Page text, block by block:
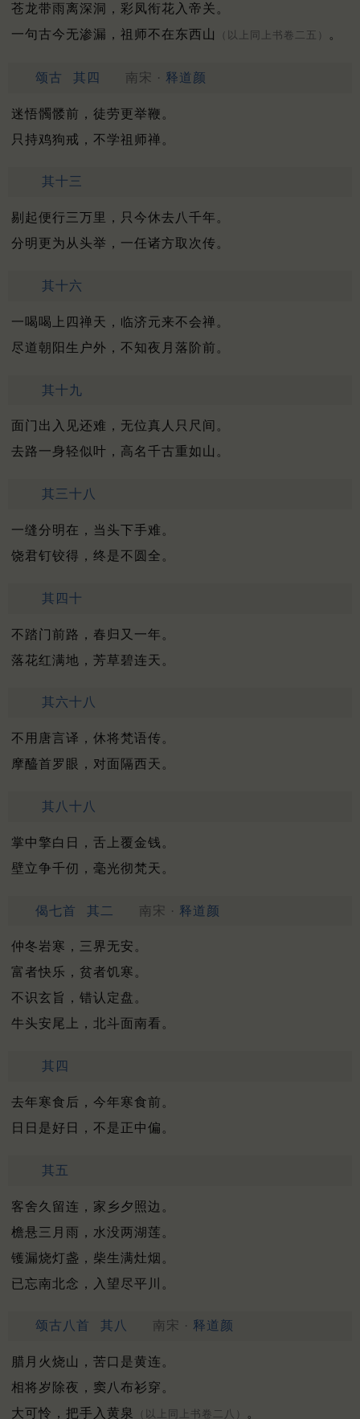
苍龙带雨离深洞，彩凤衔花入帝关。
一句古今无渗漏，祖师不在东西山
（以上同上书卷二五） 。
颂古 其四 南宋 · 释道颜
迷悟髑髅前，徒劳更举鞭。
只持鸡狗戒，不学祖师禅。
其十三
剔起便行三万里，只今休去八千年。
分明更为从头举，一任诸方取次传。
其十六
一喝喝上四禅天，临济元来不会禅。
尽道朝阳生户外，不知夜月落阶前。
其十九
面门出入见还难，无位真人只尺间。
去路一身轻似叶，高名千古重如山。
其三十八
一缝分明在，当头下手难。
饶君钉铰得，终是不圆全。
其四十
不踏门前路，春归又一年。
落花红满地，芳草碧连天。
其六十八
不用唐言译，休将梵语传。
摩醯首罗眼，对面隔西天。
其八十八
掌中擎白日，舌上覆金钱。
壁立争千仞，毫光彻梵天。
偈七首 其二 南宋 · 释道颜
仲冬岩寒，三界无安。
富者快乐，贫者饥寒。
不识玄旨，错认定盘。
牛头安尾上，北斗面南看。
其四
去年寒食后，今年寒食前。
日日是好日，不是正中偏。
其五
客舍久留连，家乡夕照边。
檐悬三月雨，水没两湖莲。
镬漏烧灯盏，柴生满灶烟。
已忘南北念，入望尽平川。
颂古八首 其八 南宋 · 释道颜
腊月火烧山，苦口是黄连。
相将岁除夜，窦八布衫穿。
大可怜，把手入黄泉
（以上同上书卷二八） 。